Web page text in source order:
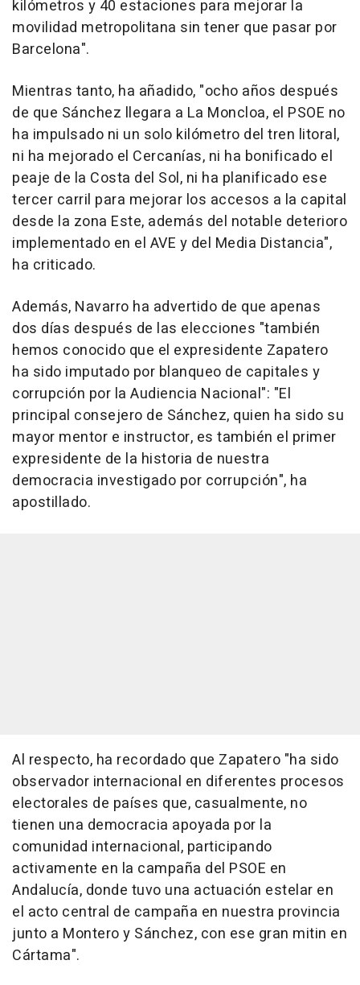
kilómetros y 40 estaciones para mejorar la
movilidad metropolitana sin tener que pasar por
Barcelona".
Mientras tanto, ha añadido, "ocho años después
de que Sánchez llegara a La Moncloa, el PSOE no
ha impulsado ni un solo kilómetro del tren litoral,
ni ha mejorado el Cercanías, ni ha bonificado el
peaje de la Costa del Sol, ni ha planificado ese
tercer carril para mejorar los accesos a la capital
desde la zona Este, además del notable deterioro
implementado en el AVE y del Media Distancia",
ha criticado.
Además, Navarro ha advertido de que apenas
dos días después de las elecciones "también
hemos conocido que el expresidente Zapatero
ha sido imputado por blanqueo de capitales y
corrupción por la Audiencia Nacional": "El
principal consejero de Sánchez, quien ha sido su
mayor mentor e instructor, es también el primer
expresidente de la historia de nuestra
democracia investigado por corrupción", ha
apostillado.
Al respecto, ha recordado que Zapatero "ha sido
observador internacional en diferentes procesos
electorales de países que, casualmente, no
tienen una democracia apoyada por la
comunidad internacional, participando
activamente en la campaña del PSOE en
Andalucía, donde tuvo una actuación estelar en
el acto central de campaña en nuestra provincia
junto a Montero y Sánchez, con ese gran mitin en
Cártama".